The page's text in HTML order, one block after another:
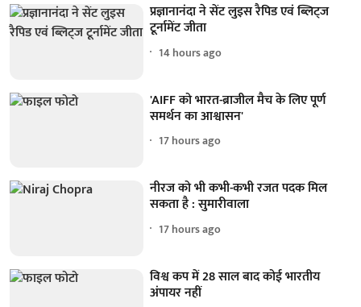
प्रज्ञानानंदा ने सेंट लुइस रैपिड एवं ब्लिट्ज
टूर्नामेंट जीता
14 hours ago
'AIFF को भारत-ब्राजील मैच के लिए पूर्ण
समर्थन का आश्वासन'
17 hours ago
नीरज को भी कभी-कभी रजत पदक मिल
सकता है : सुमारीवाला
17 hours ago
विश्व कप में 28 साल बाद कोई भारतीय
अंपायर नहीं